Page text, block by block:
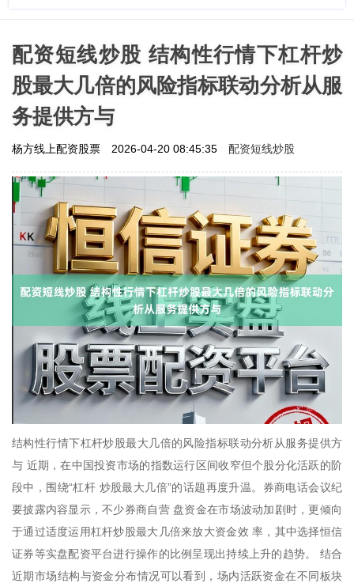
配资短线炒股 结构性行情下杠杆炒
股最大几倍的风险指标联动分析从服
务提供方与
杨方线上配资股票 2026-04-20 08:45:35 配资短线炒股
结构性行情下杠杆炒股最大几倍的风险指标联动分析从服务提供方
与 近期，在中国投资市场的指数运行区间收窄但个股分化活跃的阶
段中，围绕“杠杆 炒股最大几倍”的话题再度升温。券商电话会议纪
要披露内容显示，不少券商自营 盘资金在市场波动加剧时，更倾向
于通过适度运用杠杆炒股最大几倍来放大资金效 率，其中选择恒信
证券等实盘配资平台进行操作的比例呈现出持续上升的趋势。 结合
近期市场结构与资金分布情况可以看到，场内活跃资金在不同板块